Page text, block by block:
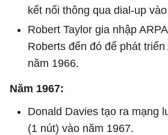
kết nối thông qua dial-up
Robert Taylor gia nhập
Roberts đến đó để phát
năm 1966.
Năm 1967:
Donald Davies tạo ra mạng
(1 nút) vào năm 1967.